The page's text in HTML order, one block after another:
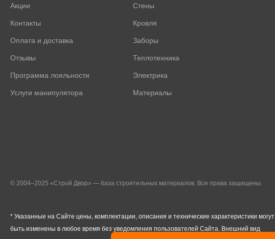
Акции
Контакты
Оплата и доставка
Отзывы
Программа лояльности
Услуги манипулятора
Стены
Кровля
Заборы
Теплотехника
Электрика
Материалы
© 2004–2025 «Строй Двор» — база строительных материалов. Все права защищены.
* Указанные на Сайте цены, комплектации, описания и технические характеристики могут
быть изменены в любое время без уведомления пользователей Сайта. Внешний вид